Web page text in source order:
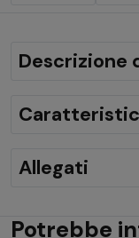
Descrizione
Allegati
Potrebbe